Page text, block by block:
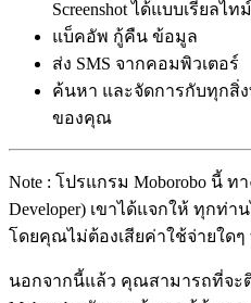
Screenshot ได้แบบเรียลไทม์
แบ็คอัพ กู้คืน ข้อมูล
ส่ง SMS จากคอมพิวเตอร์
ค้นหา และจัดการกับทุกสิ่
ของคุณ
Note : โปรแกรม Moborobo นี้ ท
Developer) เขาได้แจกให้ ทุกท่า
โดยคุณไม่ต้องเสียค่าใช้จ่ายใดๆ
นอกจากนี้แล้ว คุณสามารถที่จะ